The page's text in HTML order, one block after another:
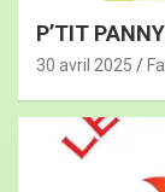
PDG
P’TIT
30 avril 2025